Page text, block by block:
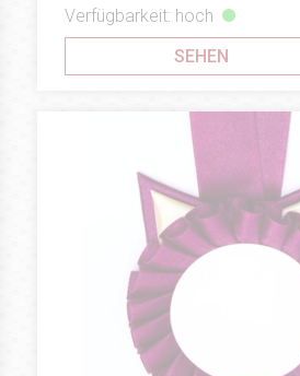
Verfügbarkeit: hoch
SEHEN